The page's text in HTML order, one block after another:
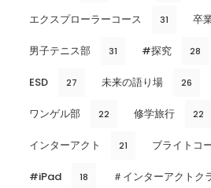
エクスプローラーコース 31 卒
男子テニス部 31 #探究 28
ESD 27 未来の語り場 26
ワンゲル部 22 修学旅行 22
インターアクト 21 ブライトコ
#iPad 18 ＃インターアクトク